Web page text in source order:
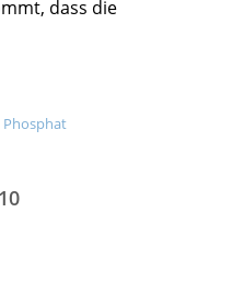
dass die
Phosphat